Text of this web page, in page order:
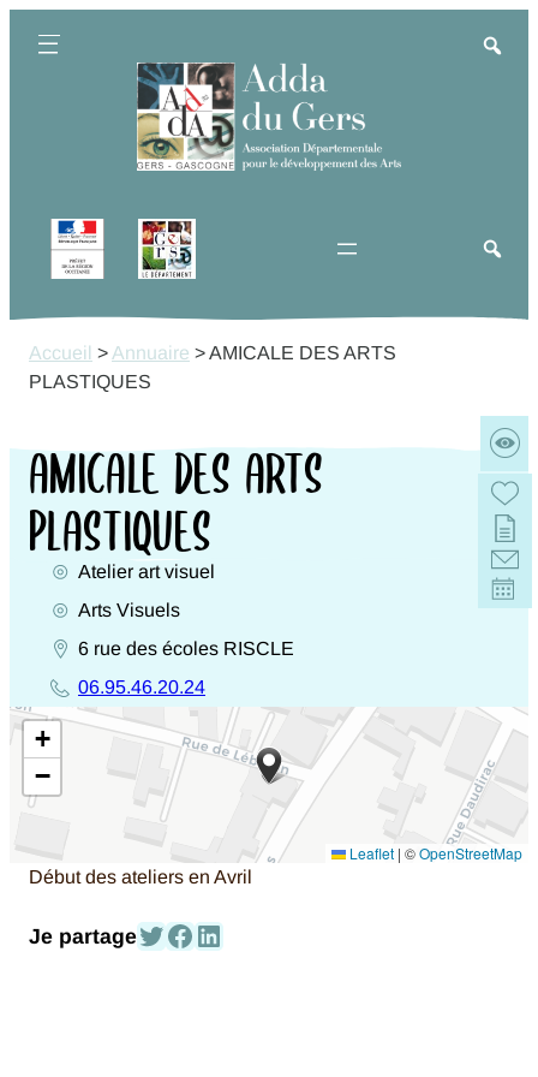
Accueil > Annuaire >AMICALE DES ARTS
PLASTIQUES
AMICALE DES ARTS
PLASTIQUES
Activités
Atelier art visuel
Genres
Arts Visuels
Adresse
entière
6 rue des écoles RISCLE
Téléphone
06.95.46.20.24
+
−
Leaflet | ©OpenStreetMap
Début des ateliers en Avril
Je partagePartagez-le sur Twitter
Partagez-le sur Facebook
Partagez-le sur Linked In